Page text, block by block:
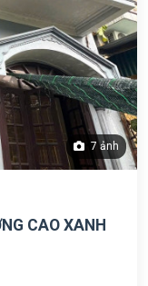
7 ảnh
CAO XANH